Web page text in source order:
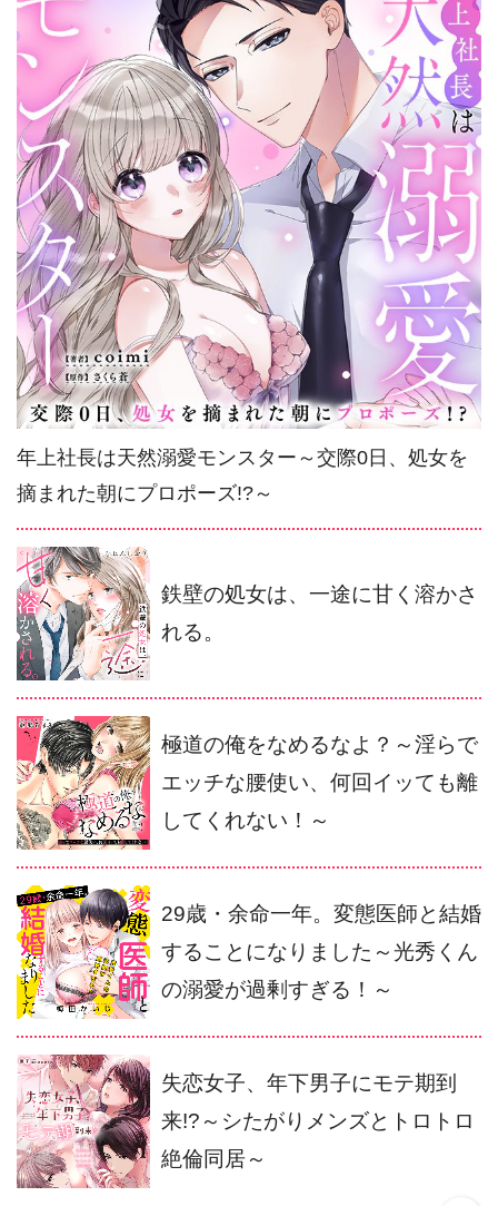
年上社長は天然溺愛モンスター～交際0日、処女を
摘まれた朝にプロポーズ!?～
鉄壁の処女は、一途に甘く溶かさ
れる。
極道の俺をなめるなよ？～淫らで
エッチな腰使い、何回イッても離
してくれない！～
29歳・余命一年。変態医師と結婚
することになりました～光秀くん
の溺愛が過剰すぎる！～
失恋女子、年下男子にモテ期到
来!?～シたがりメンズとトロトロ
絶倫同居～